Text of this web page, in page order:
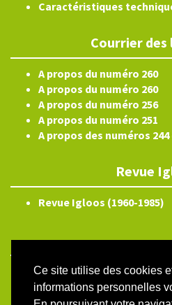
Ce site utilise des cookies
informations personnelles
Caractéristiques
Courrier
A propos du numéro 260
A propos du numéro 260
A propos du numéro 256
A propos du numéro 251
A propos des numéros 244
Revue
Revue Igloos (1960-1985)
ISSN électronique
Plan du